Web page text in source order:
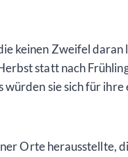
keinen Zweifel daran
statt nach
sie sich für ihre
Orte herausstellte,